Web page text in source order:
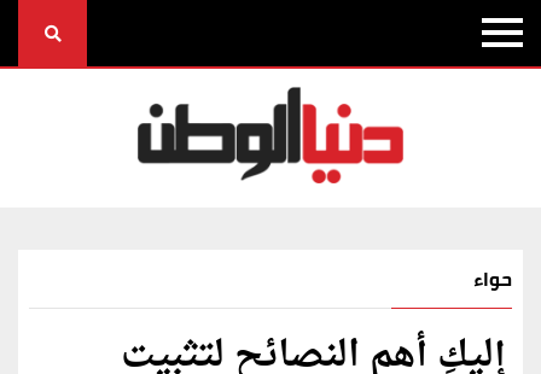
حواء
إليكِ أهم النصائح لتثبيت